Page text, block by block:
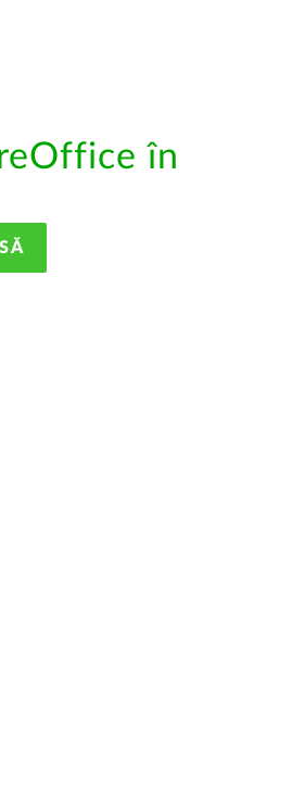
în